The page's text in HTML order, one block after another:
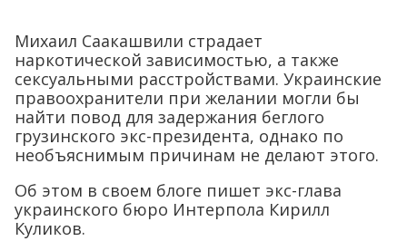
Михаил Саакашвили страдает
наркотической зависимостью, а также
сексуальными расстройствами. Украинские
правоохранители при желании могли бы
найти повод для задержания беглого
грузинского экс-президента, однако по
необъяснимым причинам не делают этого.
Об этом в своем блоге пишет экс-глава
украинского бюро Интерпола Кирилл
Куликов.